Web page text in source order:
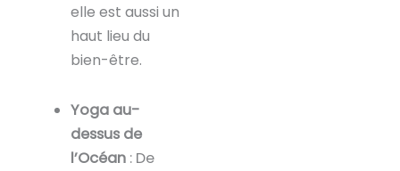
elle est aussi un
haut lieu du
bien-être.
Yoga au-
dessus de
l’Océan : De